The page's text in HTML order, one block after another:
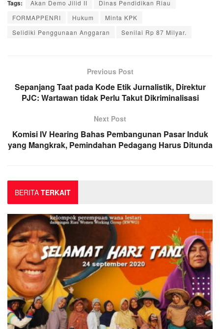
Tags: Akan Demo Jilid II
Dinas Pendidikan Riau
FORMAPPENRI
Hukum
Minta KPK
Selidiki Penggunaan Anggaran
Senilai Rp 87 Milyar.
Previous Post
Sepanjang Taat pada Kode Etik Jurnalistik, Direktur
PJC: Wartawan tidak Perlu Takut Dikriminalisasi
Next Post
Komisi IV Hearing Bahas Pembangunan Pasar Induk
yang Mangkrak, Pemindahan Pedagang Harus Ditunda
BERITA TERKAIT